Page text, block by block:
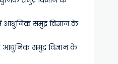
आधुनिक समुद्र विज्ञान के
आधुनिक समुद्र विज्ञान के